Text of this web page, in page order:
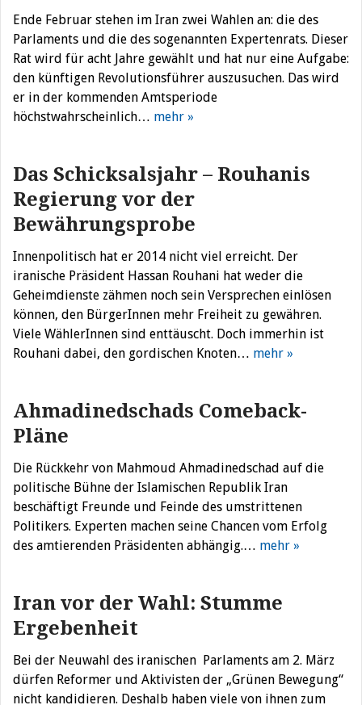
Ende Februar stehen im Iran zwei Wahlen an: die des
Parlaments und die des sogenannten Expertenrats. Dieser
Rat wird für acht Jahre gewählt und hat nur eine Aufgabe:
den künftigen Revolutionsführer auszusuchen. Das wird
er in der kommenden Amtsperiode
höchstwahrscheinlich… mehr »
Das Schicksalsjahr – Rouhanis
Regierung vor der
Bewährungsprobe
Innenpolitisch hat er 2014 nicht viel erreicht. Der
iranische Präsident Hassan Rouhani hat weder die
Geheimdienste zähmen noch sein Versprechen einlösen
können, den BürgerInnen mehr Freiheit zu gewähren.
Viele WählerInnen sind enttäuscht. Doch immerhin ist
Rouhani dabei, den gordischen Knoten… mehr »
Ahmadinedschads Comeback-
Pläne
Die Rückkehr von Mahmoud Ahmadinedschad auf die
politische Bühne der Islamischen Republik Iran
beschäftigt Freunde und Feinde des umstrittenen
Politikers. Experten machen seine Chancen vom Erfolg
des amtierenden Präsidenten abhängig.… mehr »
Iran vor der Wahl: Stumme
Ergebenheit
Bei der Neuwahl des iranischen Parlaments am 2. März
dürfen Reformer und Aktivisten der „Grünen Bewegung“
nicht kandidieren. Deshalb haben viele von ihnen zum